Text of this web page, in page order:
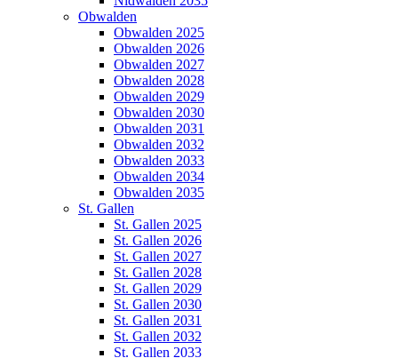
Obwalden
Obwalden 2025
Obwalden 2026
Obwalden 2027
Obwalden 2028
Obwalden 2029
Obwalden 2030
Obwalden 2031
Obwalden 2032
Obwalden 2033
Obwalden 2034
Obwalden 2035
St. Gallen
St. Gallen 2025
St. Gallen 2026
St. Gallen 2027
St. Gallen 2028
St. Gallen 2029
St. Gallen 2030
St. Gallen 2031
St. Gallen 2032
St. Gallen 2033